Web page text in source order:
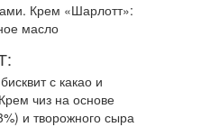
Крем «Шарлотт»:
масло
с какао и
чиз на основе
и творожного сыра